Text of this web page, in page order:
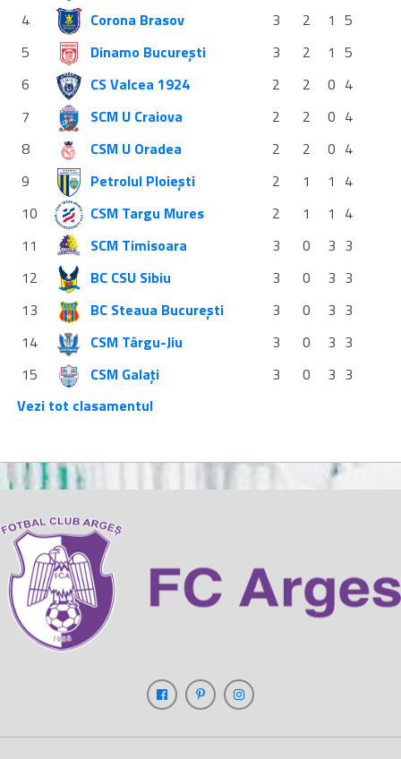
4
Corona Brasov 3 2 1 5
5
Dinamo București 3 2 1 5
6
CS Valcea 1924 2 2 0 4
7
SCM U Craiova 2 2 0 4
8
CSM U Oradea 2 2 0 4
9
Petrolul Ploiești 2 1 1 4
10
CSM Targu Mures 2 1 1 4
11
SCM Timisoara 3 0 3 3
12
BC CSU Sibiu 3 0 3 3
13
BC Steaua București 3 0 3 3
14
CSM Târgu-Jiu 3 0 3 3
15
CSM Galați 3 0 3 3
Vezi tot clasamentul